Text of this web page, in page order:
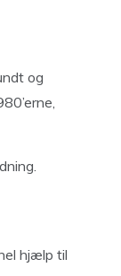
og
hjælp til